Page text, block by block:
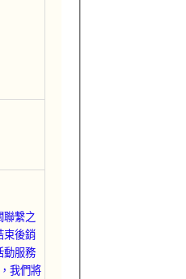
聯繫之
束後銷
動服務
我們將